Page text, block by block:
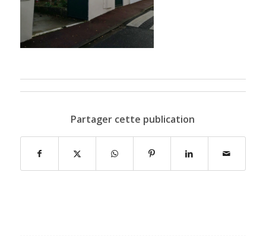
Partager cette publication